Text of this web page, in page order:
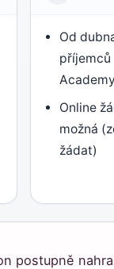
Od
příjemců
Online
možná
žádat)
postupně